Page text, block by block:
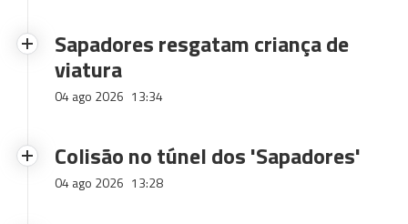
Sapadores resgatam criança de
viatura
04 ago 2026 13:34
Colisão no túnel dos 'Sapadores'
04 ago 2026 13:28